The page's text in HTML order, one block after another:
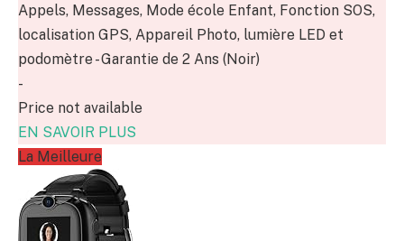
Appels, Messages, Mode école Enfant, Fonction SOS,
localisation GPS, Appareil Photo, lumière LED et
podomètre - Garantie de 2 Ans (Noir)
-
Price not available
EN SAVOIR PLUS
La Meilleure